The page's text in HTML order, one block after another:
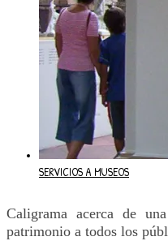
SERVICIOS A MUSEOS
Caligrama acerca de
patrimonio a todos los